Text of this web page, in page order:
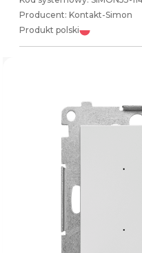
Producent: Kontakt-Simon
Produkt polski